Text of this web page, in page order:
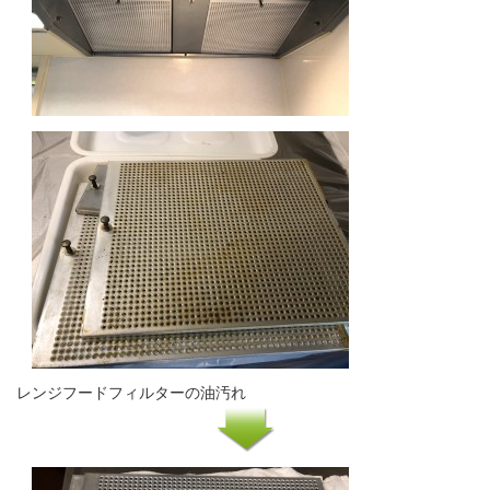
レンジフードフィルターの油汚れ